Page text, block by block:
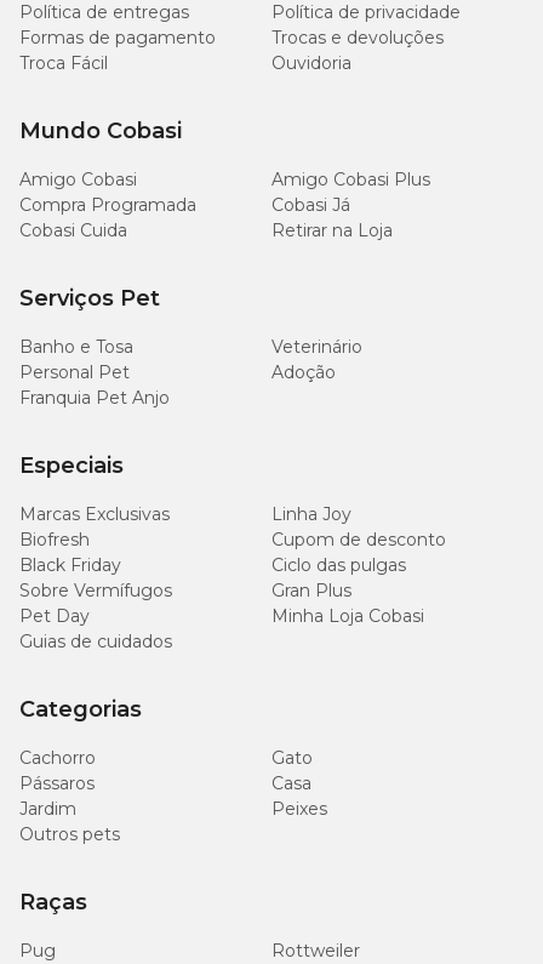
Antibacteriano:
É desenvolvido para cães e gatos;
Alivia a coceira.
Onde comprar o Shampoo Cloresten?
Cobasi com os
garante um produto de ótima qualidade e procedência para que
aproveitar todos os nossos produtos e os valores imperdíveis!
Política de entregas
Política de privacidade
Formas de pagamento
Trocas e devoluções
Troca Fácil
Ouvidoria
Mundo Cobasi
Amigo Cobasi
Amigo Cobasi Plus
Compra Programada
Cobasi Já
Cobasi Cuida
Retirar na Loja
Serviços Pet
Banho e Tosa
Veterinário
Personal Pet
Adoção
Franquia Pet Anjo
Especiais
Marcas Exclusivas
Linha Joy
Biofresh
Cupom de desconto
Black Friday
Ciclo das pulgas
Sobre Vermífugos
Gran Plus
Pet Day
Minha Loja Cobasi
Guias de cuidados
Categorias
Cachorro
Gato
Pássaros
Casa
Jardim
Peixes
Outros pets
Raças
Pug
Rottweiler